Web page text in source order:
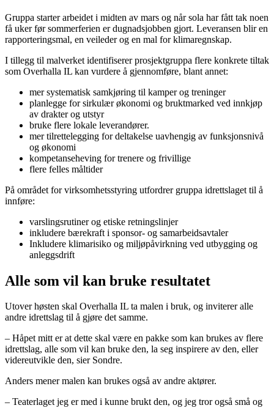
Gruppa starter arbeidet i midten av mars og når sola har fått tak noen
få uker før sommerferien er dugnadsjobben gjort. Leveransen blir en
rapporteringsmal, en veileder og en mal for klimaregnskap.
I tillegg til malverket identifiserer prosjektgruppa flere konkrete tiltak
som Overhalla IL kan vurdere å gjennomføre, blant annet:
mer systematisk samkjøring til kamper og treninger
planlegge for sirkulær økonomi og bruktmarked ved innkjøp
av drakter og utstyr
bruke flere lokale leverandører.
mer tilrettelegging for deltakelse uavhengig av funksjonsnivå
og økonomi
kompetanseheving for trenere og frivillige
flere felles måltider
På området for virksomhetsstyring utfordrer gruppa idrettslaget til å
innføre:
varslingsrutiner og etiske retningslinjer
inkludere bærekraft i sponsor- og samarbeidsavtaler
Inkludere klimarisiko og miljøpåvirkning ved utbygging og
anleggsdrift
Alle som vil kan bruke resultatet
Utover høsten skal Overhalla IL ta malen i bruk, og inviterer alle
andre idrettslag til å gjøre det samme.
– Håpet mitt er at dette skal være en pakke som kan brukes av flere
idrettslag, alle som vil kan bruke den, la seg inspirere av den, eller
videreutvikle den, sier Sondre.
Anders mener malen kan brukes også av andre aktører.
– Teaterlaget jeg er med i kunne brukt den, og jeg tror også små og